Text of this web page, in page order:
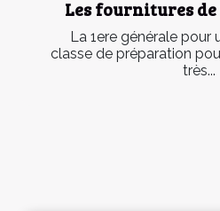
Les fournitures
La 1ere générale pour
classe de préparation
très...